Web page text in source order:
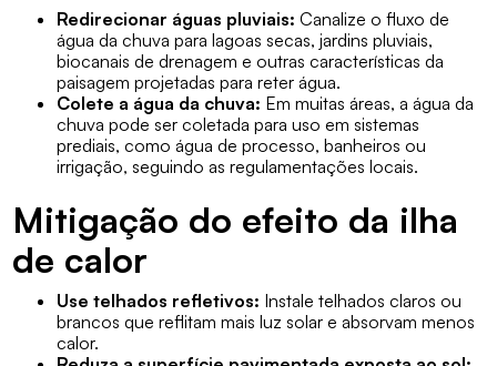
Redirecionar águas pluviais: Canalize o fluxo de
água da chuva para lagoas secas, jardins pluviais,
biocanais de drenagem e outras características da
paisagem projetadas para reter água.
Colete a água da chuva: Em muitas áreas, a água da
chuva pode ser coletada para uso em sistemas
prediais, como água de processo, banheiros ou
irrigação, seguindo as regulamentações locais.
Mitigação do efeito da ilha
de calor
Use telhados refletivos: Instale telhados claros ou
brancos que reflitam mais luz solar e absorvam menos
calor.